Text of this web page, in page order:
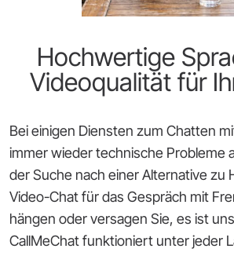
Hochwertige
Videoqualität für
Bei einigen Diensten zum Chatten
immer wieder technische Probleme
der Suche nach einer Alternative zu
Video-Chat für das Gespräch mit
hängen oder versagen Sie, es ist
CallMeChat funktioniert unter jeder